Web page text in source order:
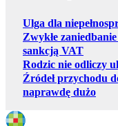
Ulga dla
Zwykłe
sankcją VAT
Rodzic nie odliczy
Źródeł przychodu
naprawdę dużo